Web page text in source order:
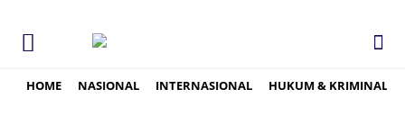
HOME NASIONAL INTERNASIONAL HUKUM & KRIMINAL